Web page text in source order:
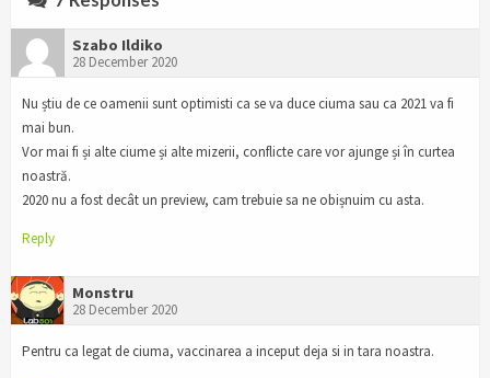
Szabo Ildiko
28 December 2020
Nu știu de ce oamenii sunt optimisti ca se va duce ciuma sau ca 2021 va fi
mai bun.
Vor mai fi și alte ciume și alte mizerii, conflicte care vor ajunge și în curtea
noastră.
2020 nu a fost decât un preview, cam trebuie sa ne obișnuim cu asta.
Reply
Monstru
28 December 2020
Pentru ca legat de ciuma, vaccinarea a inceput deja si in tara noastra.